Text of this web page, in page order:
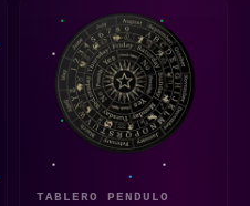
TABLERO PENDULO